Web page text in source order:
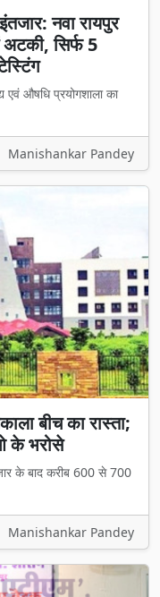
नवा रायपुर
सिर्फ 5
एवं औषधि प्रयोगशाला का
Manishankar Pandey
बीच का रास्ता;
के भरोसे
के बाद करीब 600 से 700
Manishankar Pandey